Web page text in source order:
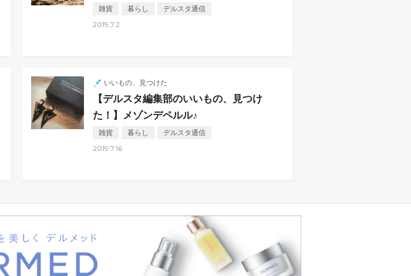
雑貨 暮らし
デルスタ通信
2019.7.2
いいもの、見つけた
【デルスタ編集部のいいもの、見つけ
た！】メゾンデペルル♪
雑貨 暮らし
デルスタ通信
2019.7.16